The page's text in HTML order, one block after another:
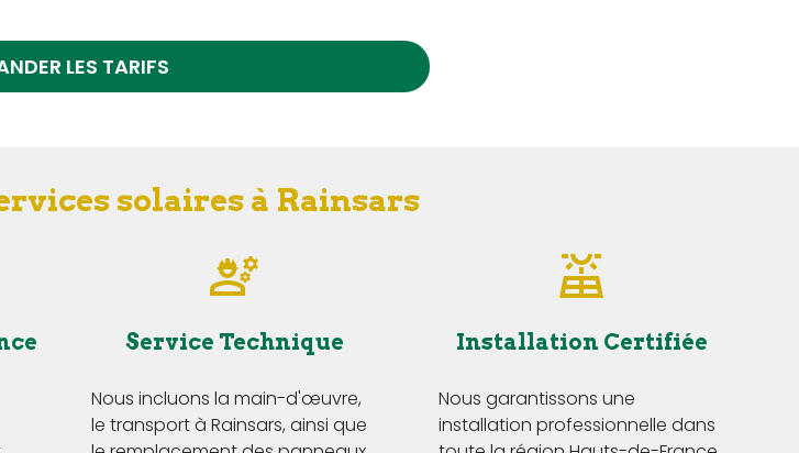
LES TARIFS
solaires à Rainsars
Service Technique
Nous incluons la main-d'œuvre,
le transport à Rainsars, ainsi que
Installation Certifiée
Nous garantissons une
installation professionnelle dans